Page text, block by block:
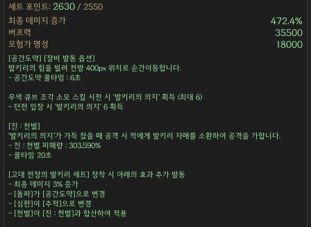
세트 포인트: 2630 / 2550
최종 데미지 증가
472.4%
버프력 35500
모험가 명성 18000
[공간도약] [장비 발동 옵션]
발키리의 힘을 빌려 전방 400px 위치로 순간이동합니다.
- 공간도약 쿨타임 : 6초
무색 큐브 조각 소모 스킬 시전 시 '발키리의 의지' 획득 (최대 6)
- 던전 입장 시 '발키리의 의지' 6 획득
[진 : 천벌]
'발키리의 의지'가 가득 찼을 때 공격 시 적에게 발키리 자매를 소환하여 공격을 가합니다.
- 진 : 천벌 피해량 : 303,590%
- 쿨타임 20초
[고대 전장의 발키리 세트] 장착 시 아래의 효과 추가 발동
- 최종 데미지 3% 증가
- [돌파]가 [공간도약]으로 변경
- [심판]이 [추적]으로 변경
- [천벌]이 [진 : 천벌]과 합산하여 적용